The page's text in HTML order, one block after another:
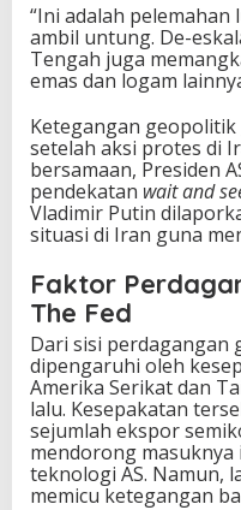
“Ini adalah
ambil untung. De-
Tengah juga
emas dan logam
Ketegangan
setelah aksi protes di
bersamaan, Presiden
pendekatan wait and
Vladimir Putin
situasi di Iran guna
Faktor
The Fed
Dari sisi perdagangan
dipengaruhi oleh
Amerika Serikat dan
lalu. Kesepakatan
sejumlah ekspor
mendorong
teknologi AS. Namun,
memicu ketegangan